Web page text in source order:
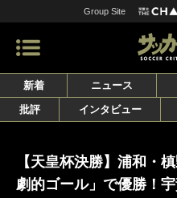
Group Site
新着 ニュース
批評
インタビュー
【天皇杯決勝】浦和・
劇的ゴール」で優勝！